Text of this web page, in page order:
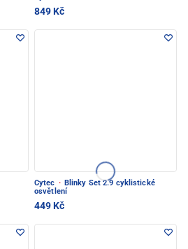
849 Kč
Cytec · Blinky Set 2.9 cyklistické
osvětlení
449 Kč